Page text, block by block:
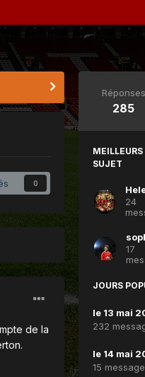
0
de la
Réponses
285
SUJET
24
17
JOURS
le 13 mai
232
le 14 mai
15